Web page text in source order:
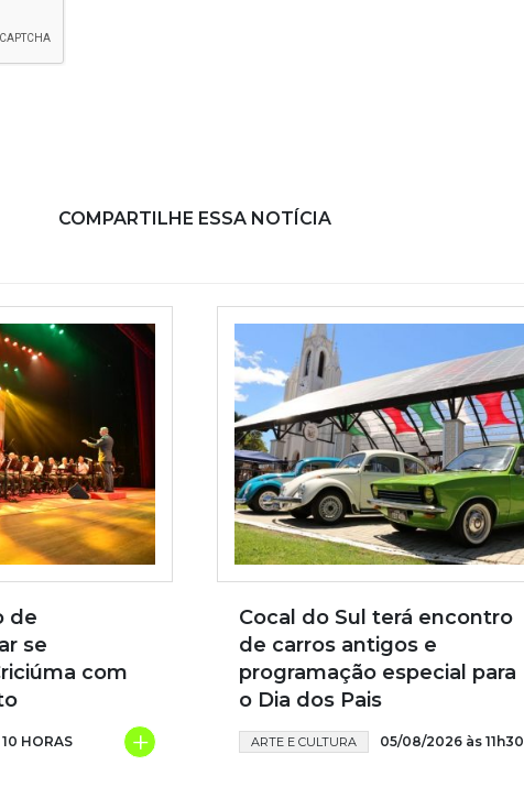
COMPARTILHE ESSA NOTÍCIA
de
se
com
HORAS +
Cocal do Sul terá encontro
de carros antigos e
programação especial para
o Dia dos Pais
ARTE E CULTURA 05/08/2026 às 11h30